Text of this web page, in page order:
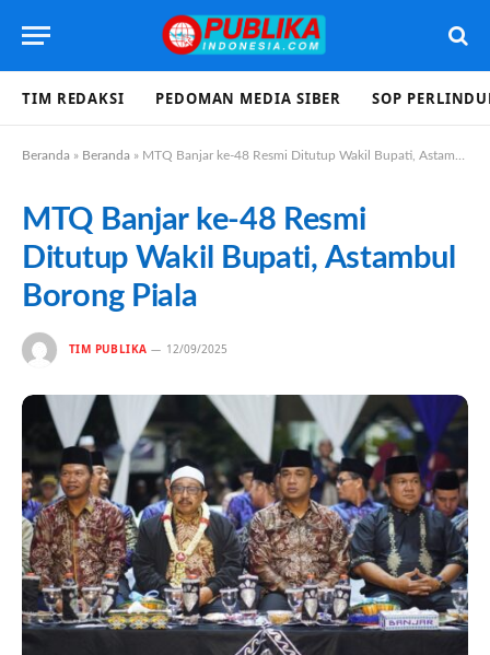
TIM REDAKSI PEDOMAN MEDIA SIBER SOP
Beranda » Beranda » MTQ Banjar ke-48 Resmi Ditutup Wakil Bupati, Astambul Borong Piala
MTQ Banjar ke-48 Resmi
Ditutup Wakil Bupati, Astambul
Borong Piala
TIM PUBLIKA 12/09/2025